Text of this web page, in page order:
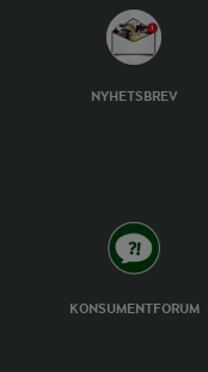
NYHETSBREV
KONSUMENTFORUM